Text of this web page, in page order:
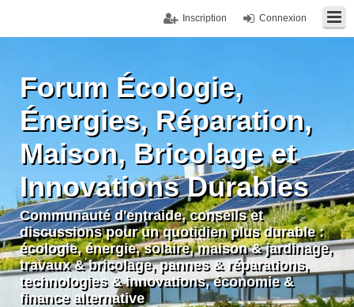
Connexion
Inscription
Forum Écologie,
Énergies, Réparation,
Maison, Bricolage et
Innovations Durables
Communauté d'entraide, conseils et
discussions pour un quotidien plus durable :
écologie, énergie, solaire, maison & jardinage,
travaux & bricolage, pannes & réparations,
technologies & innovations, économie &
finance alternative